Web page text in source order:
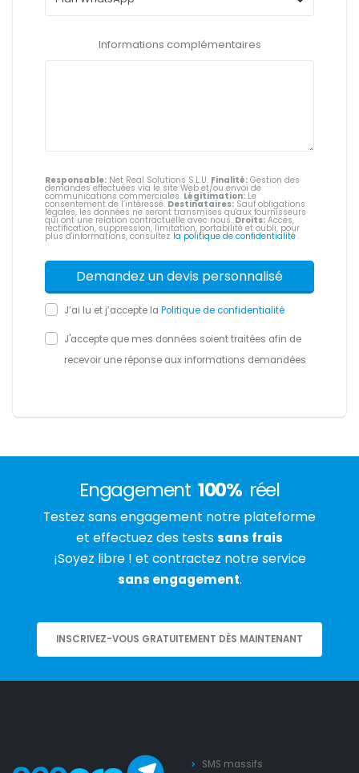
Informations complémentaires
Responsable: Net Real Solutions S.L.U. Finalité: Gestion des
demandes effectuées via le site Web et/ou envoi de
communications commerciales. Légitimation: Le
consentement de l’intéressé. Destinataires: Sauf obligations
légales, les données ne seront transmises qu'aux fournisseurs
qui ont une relation contractuelle avec nous. Droits: Accès,
rectification, suppression, limitation, portabilité et oubli, pour
plus d'informations, consultez la politique de confidentialité .
J’ai lu et j’accepte la Politique de confidentialité
J'accepte que mes données soient traitées afin de
recevoir une réponse aux informations demandées
Engagement 100% réel
Testez sans engagement notre plateforme
et effectuez des tests sans frais
¡Soyez libre ! et contractez notre service
sans engagement.
INSCRIVEZ-VOUS GRATUITEMENT DÈS MAINTENANT
SMS massifs